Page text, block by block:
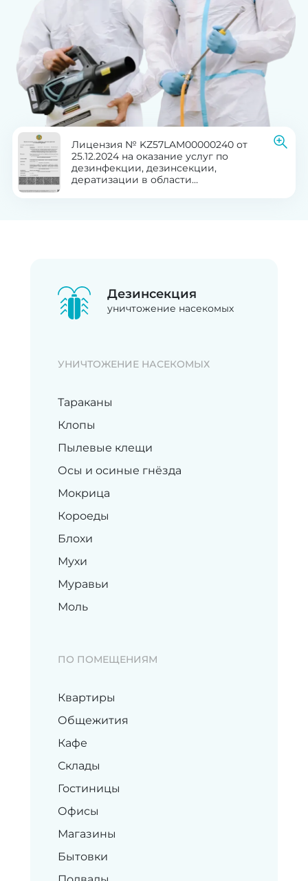
Лицензия № KZ57LAM00000240 от
25.12.2024 на оказание услуг по
дезинфекции, дезинсекции,
дератизации в области
Дезинсекция
уничтожение насекомых
УНИЧТОЖЕНИЕ НАСЕКОМЫХ
Тараканы
Клопы
Пылевые клещи
Осы и осиные гнёзда
Мокрица
Короеды
Блохи
Мухи
Муравьи
Моль
ПО ПОМЕЩЕНИЯМ
Квартиры
Общежития
Кафе
Склады
Гостиницы
Офисы
Магазины
Бытовки